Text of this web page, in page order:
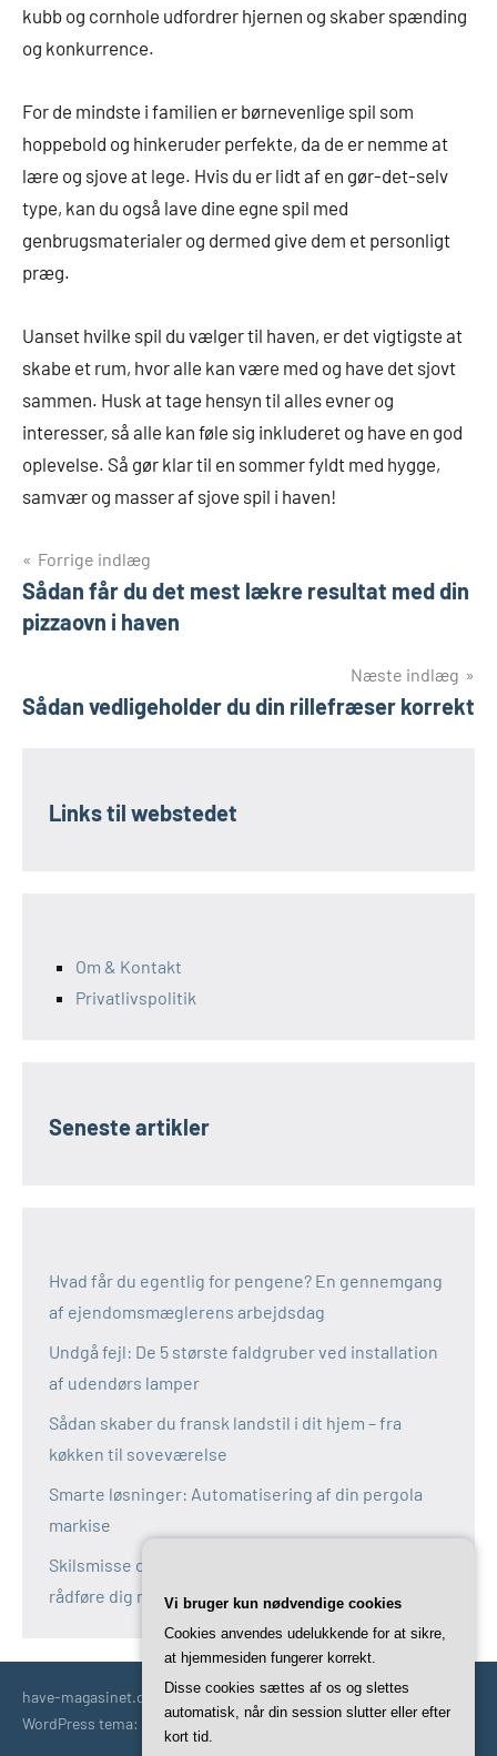
kubb og cornhole udfordrer hjernen og skaber spænding
og konkurrence.
For de mindste i familien er børnevenlige spil som
hoppebold og hinkeruder perfekte, da de er nemme at
lære og sjove at lege. Hvis du er lidt af en gør-det-selv
type, kan du også lave dine egne spil med
genbrugsmaterialer og dermed give dem et personligt
præg.
Uanset hvilke spil du vælger til haven, er det vigtigste at
skabe et rum, hvor alle kan være med og have det sjovt
sammen. Husk at tage hensyn til alles evner og
interesser, så alle kan føle sig inkluderet og have en god
oplevelse. Så gør klar til en sommer fyldt med hygge,
samvær og masser af sjove spil i haven!
Indlægsnavigation
Forrige indlæg
Sådan får du det mest lækre resultat med din
pizzaovn i haven
Næste indlæg
Sådan vedligeholder du din rillefræser korrekt
Links til webstedet
Om & Kontakt
Privatlivspolitik
Seneste artikler
Hvad får du egentlig for pengene? En gennemgang
af ejendomsmæglerens arbejdsdag
Undgå fejl: De 5 største faldgruber ved installation
af udendørs lamper
Sådan skaber du fransk landstil i dit hjem – fra
køkken til soveværelse
Smarte løsninger: Automatisering af din pergola
markise
Skilsmisse og fælles bolig: Derfor bør du altid
rådføre dig med en boligadvokat
have-magasinet.dk | Havetips | Tricks | Idéer | Trends og mere
WordPress tema: Occasio by ThemeZee.
Vi bruger kun nødvendige cookies
Cookies anvendes udelukkende for at sikre,
at hjemmesiden fungerer korrekt.
Disse cookies sættes af os og slettes
automatisk, når din session slutter eller efter
kort tid.